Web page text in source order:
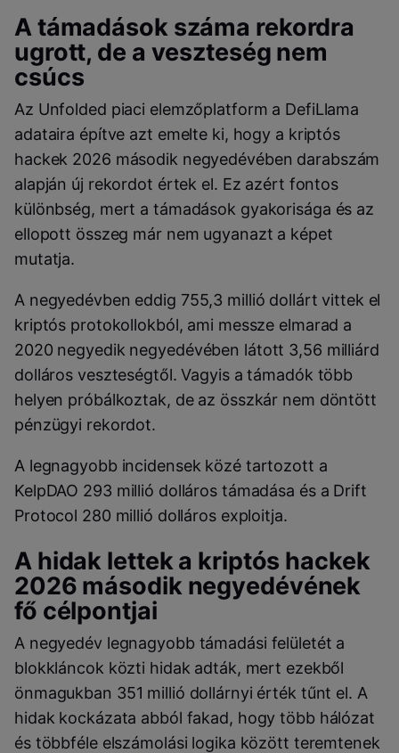
A támadások száma rekordra
ugrott, de a veszteség nem
csúcs
Az Unfolded piaci elemzőplatform a DefiLlama
adataira építve azt emelte ki, hogy a kriptós
hackek 2026 második negyedévében darabszám
alapján új rekordot értek el. Ez azért fontos
különbség, mert a támadások gyakorisága és az
ellopott összeg már nem ugyanazt a képet
mutatja.
A negyedévben eddig 755,3 millió dollárt vittek el
kriptós protokollokból, ami messze elmarad a
2020 negyedik negyedévében látott 3,56 milliárd
dolláros veszteségtől. Vagyis a támadók több
helyen próbálkoztak, de az összkár nem döntött
pénzügyi rekordot.
A legnagyobb incidensek közé tartozott a
KelpDAO 293 millió dolláros támadása és a Drift
Protocol 280 millió dolláros exploitja.
A hidak lettek a kriptós hackek
2026 második negyedévének
fő célpontjai
A negyedév legnagyobb támadási felületét a
blokkláncok közti hidak adták, mert ezekből
önmagukban 351 millió dollárnyi érték tűnt el. A
hidak kockázata abból fakad, hogy több hálózat
és többféle elszámolási logika között teremtenek